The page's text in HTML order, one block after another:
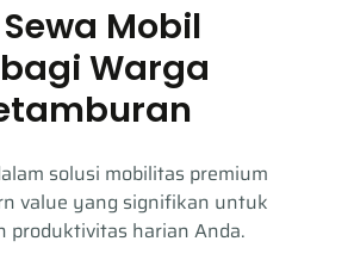
Mobil
Warga
solusi mobilitas premium
value yang signifikan untuk
produktivitas harian Anda.